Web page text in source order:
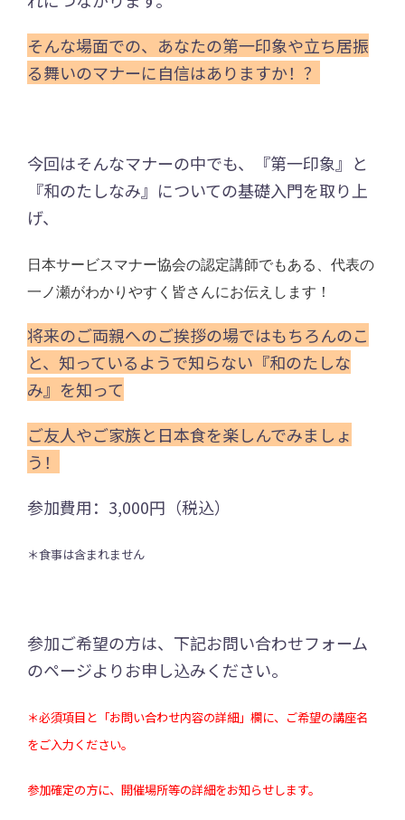
そんな場面での、あなたの第一印象や立ち居振
る舞いのマナーに自信はありますか！？
今回はそんなマナーの中でも、『第一印象』と
『和のたしなみ』についての基礎入門を取り上
げ、
日本サービスマナー協会の認定講師でもある、代表の
一ノ瀬がわかりやすく皆さんにお伝えします！
将来のご両親へのご挨拶の場ではもちろんのこ
と、知っているようで知らない『和のたしな
み』を知って
ご友人やご家族と日本食を楽しんでみましょ
う！
参加費用：3,000円（税込）
＊食事は含まれません
参加ご希望の方は、下記お問い合わせフォーム
のページよりお申し込みください。
＊必須項目と「お問い合わせ内容の詳細」欄に、ご希望の講座名
をご入力ください。
参加確定の方に、開催場所等の詳細をお知らせします。